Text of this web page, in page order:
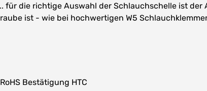
für die richtige Auswahl der Schlauchschelle ist
ist - wie bei hochwertigen W5
RoHS Bestätigung HTC